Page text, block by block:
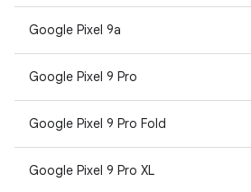
Google Pixel 9a
Google Pixel 9 Pro
Google Pixel 9 Pro Fold
Google Pixel 9 Pro XL